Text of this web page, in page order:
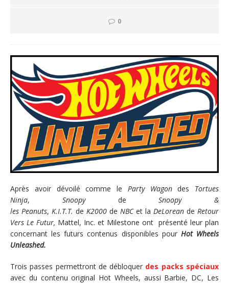
0
Après avoir dévoilé comme le Party Wagondes Tortues
Ninja, SnoopydeSnoopy &
les Peanuts, K.I.T.T. de K2000 de NBCet la DeLorean de Retour
Vers Le Futur, Mattel, Inc. et Milestone ont présenté leur plan
concernant les futurs contenus disponibles pour Hot Wheels
Unleashed.
Trois passes permettront de débloquer des packs spéciaux
avec du contenu original Hot Wheels, aussi Barbie, DC, Les